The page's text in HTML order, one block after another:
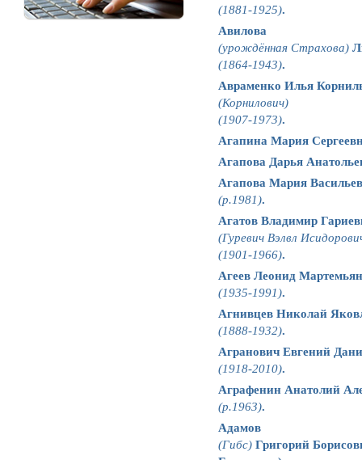
(1881-1925).
Авилова
(урождённая Страхова)
(1864-1943).
Авраменко Илья
(Корнилович)
(1907-1973).
Агапина Мария
Агапова Дарья
Агапова Мария
(р.1981).
Агатов Владимир
(Гуревич Вэлвл
(1901-1966).
Агеев Леонид
(1935-1991).
Агнивцев Николай
(1888-1932).
Агранович Евгений
(1918-2010).
Аграфенин Анатолий
(р.1963).
Адамов
(Гибс) Григорий